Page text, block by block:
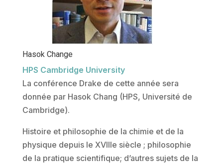
Hasok Change
HPS Cambridge University
La conférence Drake de cette année sera
donnée par Hasok Chang (HPS, Université de
Cambridge).
Histoire et philosophie de la chimie et de la
physique depuis le XVIIIe siècle ; philosophie
de la pratique scientifique; d’autres sujets de la